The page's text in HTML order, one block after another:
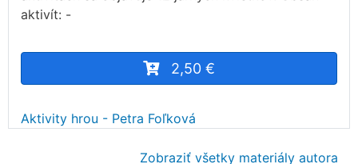
aktivít: -
2,50 €
Aktivity hrou - Petra Foľková
Zobraziť všetky materiály autora